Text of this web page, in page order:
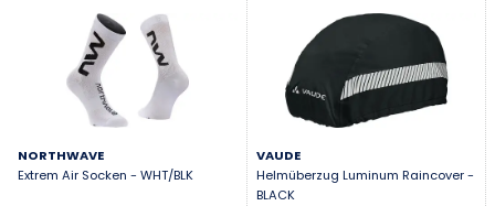
NORTHWAVE
Extrem Air Socken - WHT/BLK
VAUDE
Helmüberzug Luminum Raincover -
BLACK